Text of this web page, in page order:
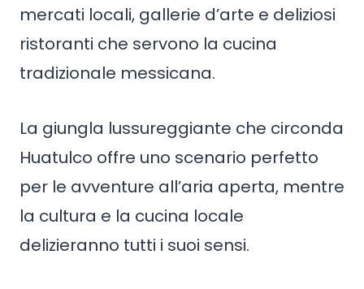
mercati locali, gallerie d’arte e deliziosi
ristoranti che servono la cucina
tradizionale messicana.
La giungla lussureggiante che circonda
Huatulco offre uno scenario perfetto
per le avventure all’aria aperta, mentre
la cultura e la cucina locale
delizieranno tutti i suoi sensi.